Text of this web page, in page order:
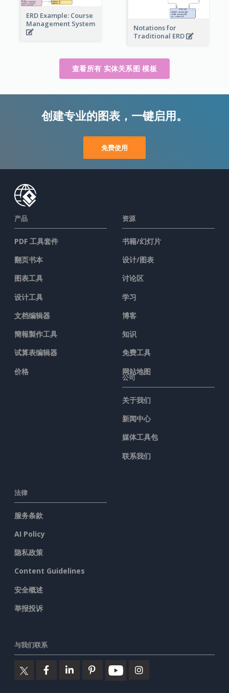
ERD Example: Course
Management System
Notations for
Traditional ERD
查看所有 实体关系图 模板
创建专业的图表，一键启用。
免费使用
产品
PDF 工具套件
翻页书本
图表工具
设计工具
文档编辑器
簡報製作工具
试算表编辑器
价格
资源
书籍/幻灯片
设计/图表
讨论区
学习
博客
知识
免费工具
网站地图
公司
关于我们
新闻中心
媒体工具包
联系我们
法律
服务条款
AI Policy
隐私政策
Content Guidelines
安全概述
举报投诉
与我们联系